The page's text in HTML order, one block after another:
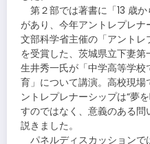
第２部では著書に「13 歳か
があり、今年アントレプレ
文部科学省主催の「アントレ
を受賞した、茨城県立下妻
生井秀一氏が「中学高等学
育」について講演。高校現
ントレプレナーシップは“夢
すのではなく、意義のある問
説きました。
パネルディスカッションで